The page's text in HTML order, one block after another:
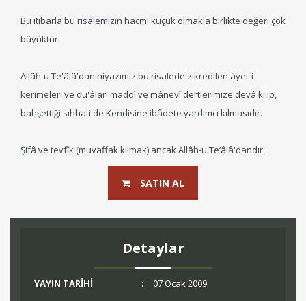
Bu itibarla bu risalemizin hacmi küçük olmakla birlikte değeri çok
büyüktür.
Allâh-u Te'âlâ'dan niyazımız bu risalede zikredilen âyet-i
kerimeleri ve du'âları maddî ve mânevî dertlerimize devâ kılıp,
bahşettiği sıhhati de Kendisine ibâdete yardımcı kılmasıdır.
Şifâ ve tevfîk (muvaffak kılmak) ancak Allâh-u Te‘âlâ'dandır.
SATIN AL
Detaylar
YAYIN TARİHİ :
07 Ocak 2009